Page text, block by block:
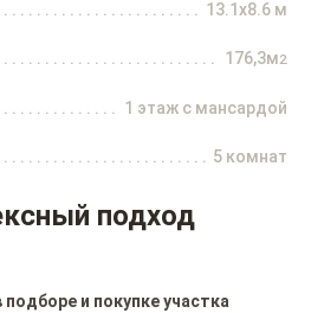
13.1x8.6 м
176,3м2
1 этаж с мансардой
5 комнат
подход
и покупке участка